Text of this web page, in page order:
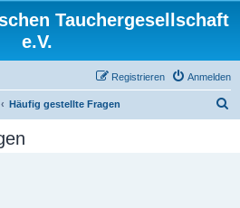
Tauchergesellschaft
e.V.
Anmelden
Registrieren
Häufig gestellte Fragen